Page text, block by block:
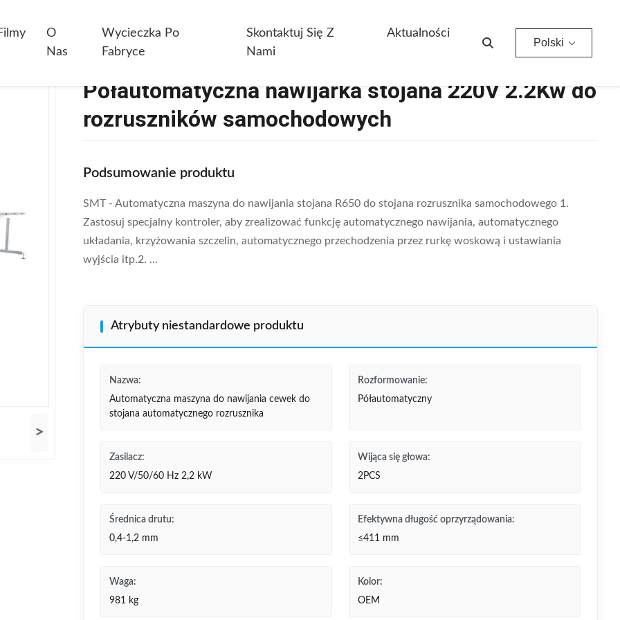
O
Nas
Wycieczka Po
Fabryce
Skontaktuj Się Z
Nami
Aktualności
Polski
>
Półautomatyczna nawijarka stojana 220V 2.2Kw do
rozruszników samochodowych
Podsumowanie produktu
SMT - Automatyczna maszyna do nawijania stojana R650 do stojana rozrusznika samochodowego 1.
Zastosuj specjalny kontroler, aby zrealizować funkcję automatycznego nawijania, automatycznego
układania, krzyżowania szczelin, automatycznego przechodzenia przez rurkę woskową i ustawiania
wyjścia itp.2. ...
Atrybuty niestandardowe produktu
Nazwa:
Automatyczna maszyna do nawijania cewek do
stojana automatycznego rozrusznika
Rozformowanie:
Półautomatyczny
Zasilacz:
220 V/50/60 Hz 2,2 kW
Wijąca się głowa:
2PCS
Średnica drutu:
0,4-1,2 mm
Efektywna długość oprzyrządowania:
≤411 mm
Waga:
981 kg
Kolor:
OEM